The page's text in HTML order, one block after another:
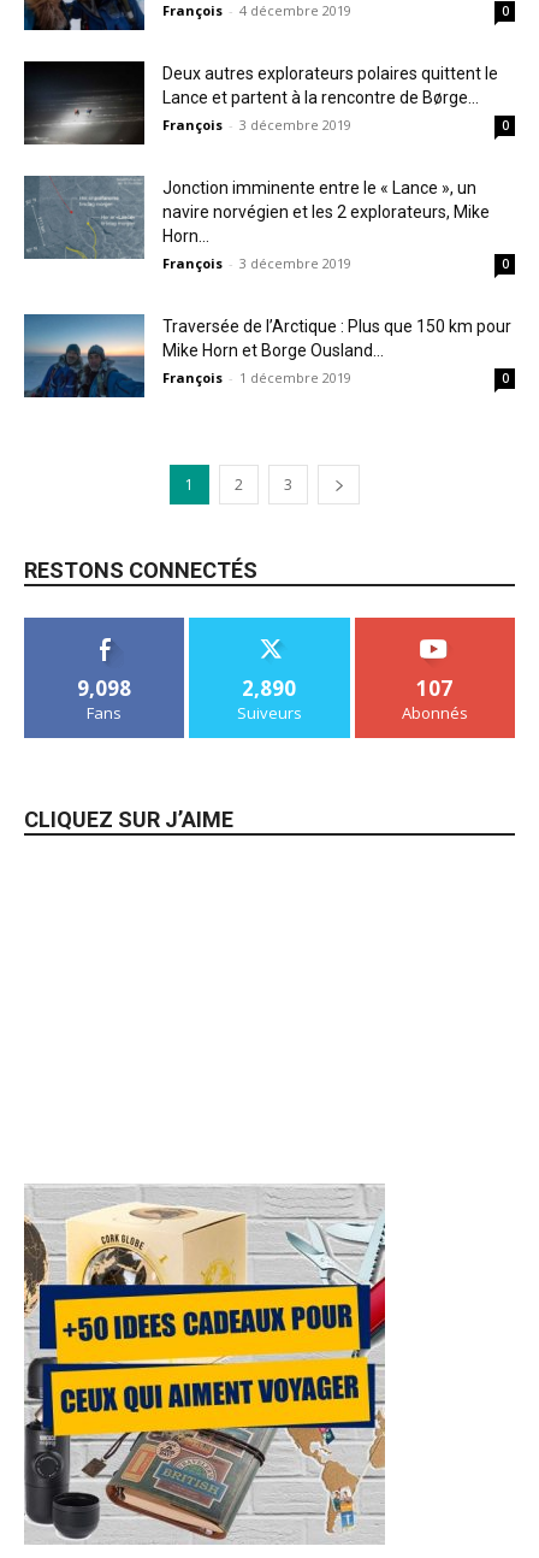
François - 4 décembre 2019 0
Deux autres explorateurs polaires quittent le
Lance et partent à la rencontre de Børge...
François - 3 décembre 2019 0
Jonction imminente entre le « Lance », un
navire norvégien et les 2 explorateurs, Mike
Horn...
François - 3 décembre 2019 0
Traversée de l’Arctique : Plus que 150 km pour
Mike Horn et Borge Ousland...
François - 1 décembre 2019 0
1 2 3
RESTONS CONNECTÉS
9,098
Fans
2,890
Suiveurs
107
Abonnés
CLIQUEZ SUR J’AIME